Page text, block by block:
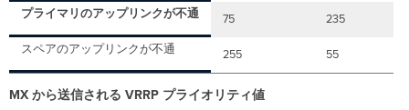
ア
プ
ン
ク
プライマリのアップリンクが不通 75 235
スペアのアップリンクが不通 255 55
MX から送信される VRRP プライオリティ値